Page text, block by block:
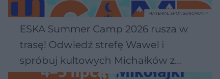
ESKA Summer Camp 2026 rusza w
trasę! Odwiedź strefę Wawel i
spróbuj kultowych Michałków z
Wawelu
MATERIAŁ SPONSOROWANY